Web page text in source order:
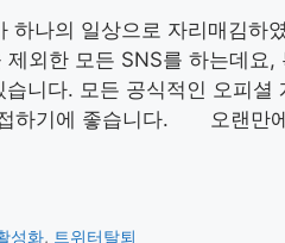
나의 일상으로 자리매김하
외한 모든 SNS를 하는데요,
니다. 모든 공식적인 오피셜
하기에 좋습니다. 오랜만
성화, 트위터탈퇴